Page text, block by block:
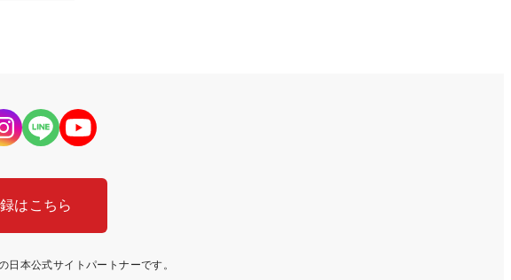
はこちら
日本公式サイトパートナーです。